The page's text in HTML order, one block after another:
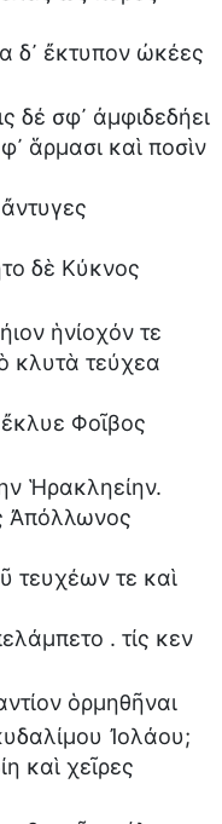
δ᾽ ἔκτυπον ὠκέες
δέ σφ᾽ ἀμφιδεδήει
ἅρμασι καὶ ποσὶν
ἄντυγες
δὲ Κύκνος
ἡνίοχόν τε
κλυτὰ τεύχεα
ἔκλυε Φοῖβος
Ἡρακληείην.
Ἀπόλλωνος
τευχέων τε καὶ
. τίς κεν
ὁρμηθῆναι
Ἰολάου;
καὶ χεῖρες